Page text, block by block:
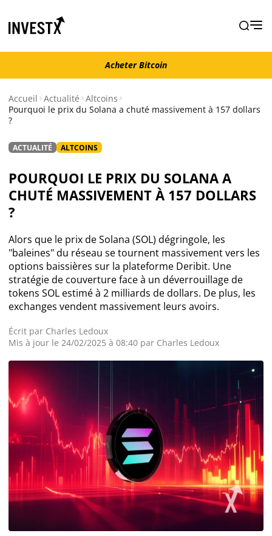
Acheter Bitcoin
Actualité Bitcoin
Actualité Ethereum
Actualité NFT
Actualité Exchanges
Actualité IA
Guides
Acheter Cryptomonnaies
Prédictions
Cryptomonnaies
Bitcoin (BTC)
Acheter Bitcoin
Accueil Actualité Altcoins
Pourquoi le prix du Solana a chuté massivement à 157 dollars
?
ACTUALITÉ ALTCOINS
POURQUOI LE PRIX DU SOLANA A
CHUTÉ MASSIVEMENT À 157 DOLLARS
?
Alors que le prix de Solana (SOL) dégringole, les
"baleines" du réseau se tournent massivement vers les
options baissières sur la plateforme Deribit. Une
stratégie de couverture face à un déverrouillage de
tokens SOL estimé à 2 milliards de dollars. De plus, les
exchanges vendent massivement leurs avoirs.
Écrit par Charles Ledoux
Mis à jour le 24/02/2025 à 08:40 par Charles Ledoux